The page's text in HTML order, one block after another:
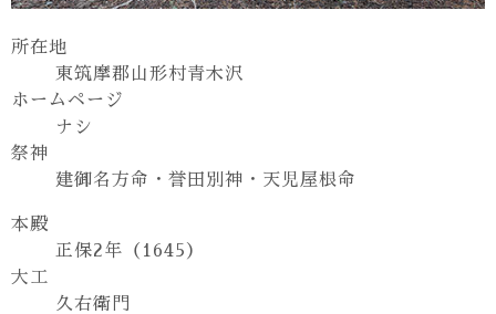
所在地
東筑摩郡山形村青木沢
ホームページ
ナシ
祭神
建御名方命・誉田別神・天児屋根命
本殿
正保2年（1645）
大工
久右衛門